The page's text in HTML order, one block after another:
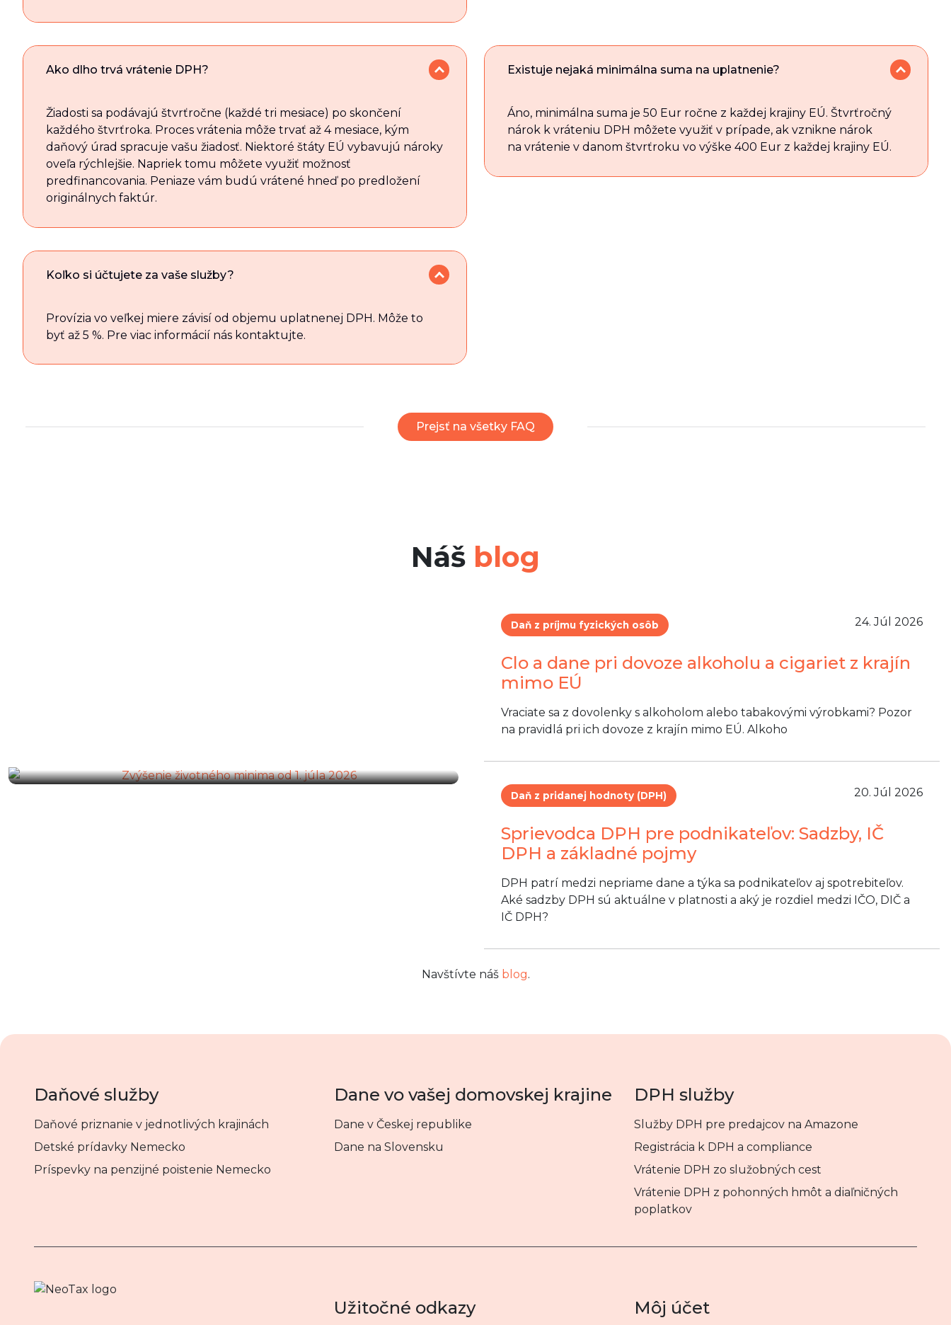
Ako dlho trvá vrátenie DPH?
Žiadosti sa podávajú štvrťročne (každé tri mesiace) po skončení
každého štvrťroka. Proces vrátenia môže trvať až 4 mesiace, kým
daňový úrad spracuje vašu žiadosť. Niektoré štáty EÚ vybavujú nároky
oveľa rýchlejšie. Napriek tomu môžete využiť možnosť
predfinancovania. Peniaze vám budú vrátené hneď po predložení
originálnych faktúr.
Existuje nejaká minimálna suma na uplatnenie?
Áno, minimálna suma je 50 Eur ročne z každej krajiny EÚ. Štvrťročný
nárok k vráteniu DPH môžete využiť v prípade, ak vznikne nárok
na vrátenie v danom štvrťroku vo výške 400 Eur z každej krajiny EÚ.
Koľko si účtujete za vaše služby?
Provízia vo veľkej miere závisí od objemu uplatnenej DPH. Môže to
byť až 5 %. Pre viac informácií nás kontaktujte.
Prejsť na všetky FAQ
Náš blog
Daň z príjmu fyzických osôb 24. Júl 2026
Clo a dane pri dovoze alkoholu a cigariet z krajín
mimo EÚ
Vraciate sa z dovolenky s alkoholom alebo tabakovými výrobkami? Pozor
na pravidlá pri ich dovoze z krajín mimo EÚ. Alkoho
Daň z pridanej hodnoty (DPH) 20. Júl 2026
Sprievodca DPH pre podnikateľov: Sadzby, IČ
DPH a základné pojmy
DPH patrí medzi nepriame dane a týka sa podnikateľov aj spotrebiteľov.
Aké sadzby DPH sú aktuálne v platnosti a aký je rozdiel medzi IČO, DIČ a
IČ DPH?
Navštívte náš blog.
Daňové služby
Daňové priznanie v jednotlivých krajinách
Detské prídavky Nemecko
Príspevky na penzijné poistenie Nemecko
Dane vo vašej domovskej krajine
Dane v Českej republike
Dane na Slovensku
DPH služby
Služby DPH pre predajcov na Amazone
Registrácia k DPH a compliance
Vrátenie DPH zo služobných cest
Vrátenie DPH z pohonných hmôt a diaľničných
poplatkov
Užitočné odkazy Môj účet